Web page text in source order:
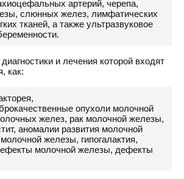
артерий, черепа,
слюнных желез, лимфатических
тканей, а также ультразвуковое
диагностики и лечения которой входят
как:
опухоли молочной
желез, рак молочной железы,
аномалии развития молочной
железы, гипогалактия,
молочной железы, дефекты